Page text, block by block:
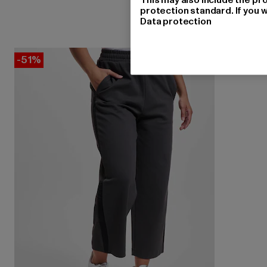
-51%
protection standard. If you
Data protection